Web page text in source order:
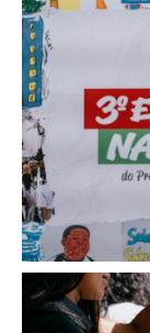
Image